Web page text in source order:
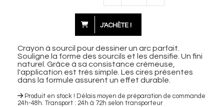
J'ACHÈTE !
Crayon à sourcil pour dessiner un arc parfait.
Souligne la forme des sourcils et les densifie. Un fini
naturel. Grâce à sa consistance crémeuse,
l'application est très simple. Les cires présentes
dans la formule assurent un effet durable.
Produit en stock ! Délais moyen de préparation de commande
24h-48h. Transport : 24h à 72h selon transporteur